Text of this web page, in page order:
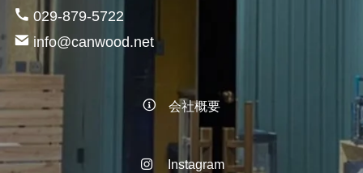
029-879-5722
info@canwood.net
会社概要
Instagram